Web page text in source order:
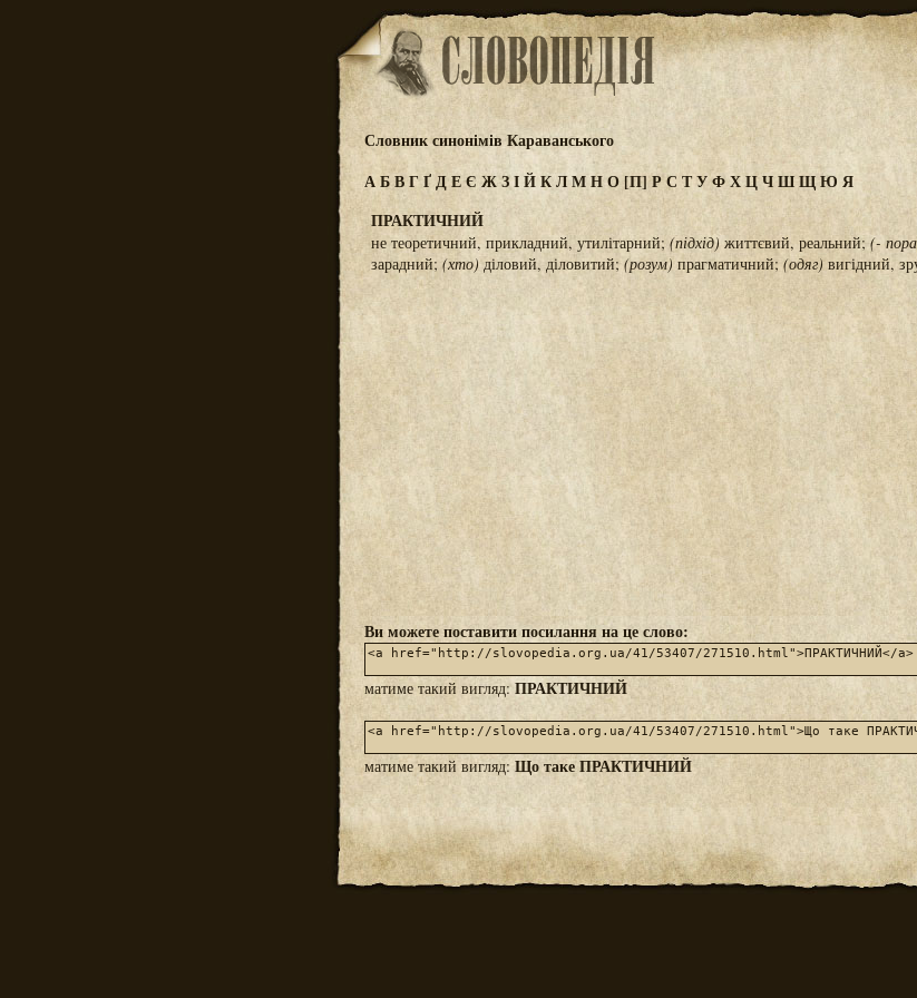
Словник синонімів Караванського
АБВГҐДЕЄ ЖЗІЙКЛМНО[П] РС ТУФХЦЧШЩЮ Я
ПРАКТИЧНИЙ
не теоретичний, прикладний, утилітарний; (підхід) життєвий, реальний;(-
зарадний; (хто)діловий, діловитий; (розум) прагматичний; (одяг) вигідний,
Ви можете поставити посилання на це слово:
матиме такий вигляд:ПРАКТИЧНИЙ
матиме такий вигляд: Що таке ПРАКТИЧНИЙ